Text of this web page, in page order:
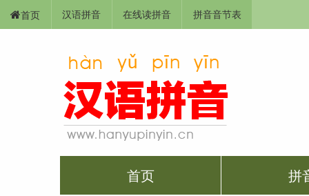
首页 汉语拼音 在线读拼音 拼音音节表
首页 拼